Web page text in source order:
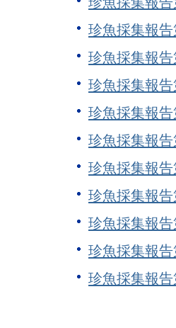
珍魚採集報
珍魚採集報
珍魚採集報
珍魚採集報
珍魚採集報
珍魚採集報
珍魚採集報
珍魚採集報
珍魚採集報
珍魚採集報